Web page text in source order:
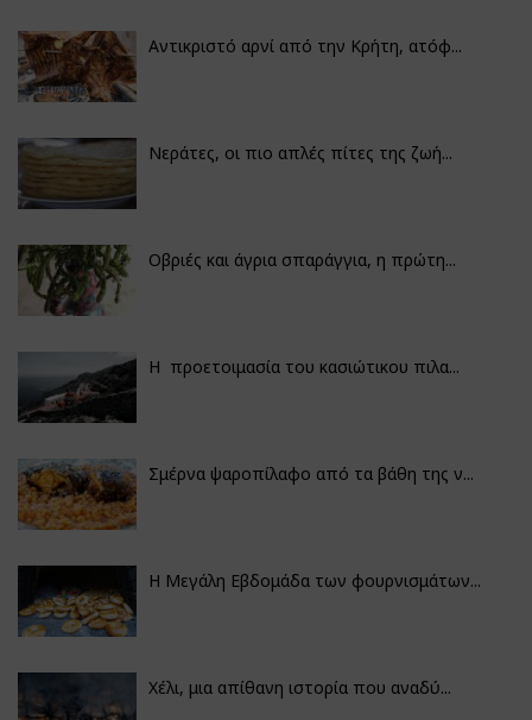
Αντικριστό αρνί από την Κρήτη, ατόφ...
Νεράτες, οι πιο απλές πίτες της ζωή...
Οβριές και άγρια σπαράγγια, η πρώτη...
Η προετοιμασία του κασιώτικου πιλα...
Σμέρνα ψαροπίλαφο από τα βάθη της ν...
Η Μεγάλη Εβδομάδα των φουρνισμάτων...
Χέλι, μια απίθανη ιστορία που αναδύ...